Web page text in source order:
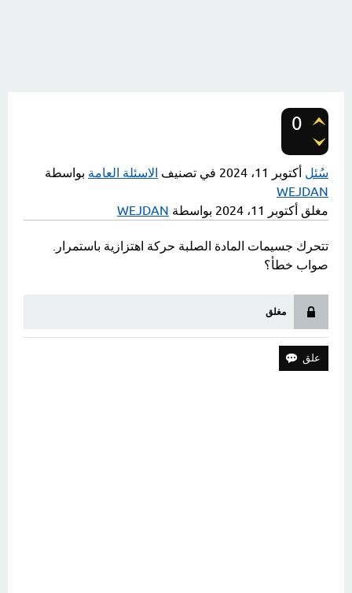
0
سُئل أكتوبر 11، 2024 في تصنيف الاسئلة العامة بواسطة
WEJDAN
مغلق أكتوبر 11، 2024 بواسطة WEJDAN
تتحرك جسيمات المادة الصلبة حركة اهتزازية باستمرار.
صواب خطأ؟
مغلق